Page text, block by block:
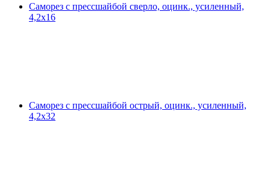
Саморез с прессшайбой сверло, оцинк., усиленный,
4,2х16
Саморез с прессшайбой острый, оцинк., усиленный,
4,2х32